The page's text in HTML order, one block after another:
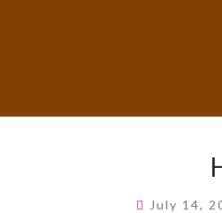
July 14,